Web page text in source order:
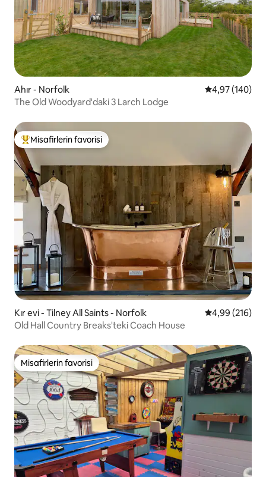
Ahır - Norfolk 5 üzerinden
4,97 (140)
The Old Woodyard'daki 3 Larch Lodge
Misafirlerin favorilerinden en beğenilenler arasında
Misafirlerin favorisi
Kır evi - Tilney All Saints - Norfolk 5 üzerinden
4,99 (216)
Old Hall Country Breaks'teki Coach House
Misafirlerin favorisi
Misafirlerin favorisi